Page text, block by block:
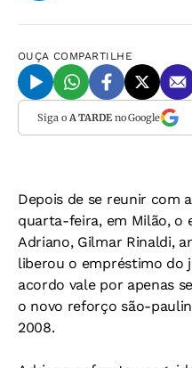
OUÇA COMPARTILHE
Siga o A TARDEno Google
Depois de se reunir com
quarta-feira, em Milão, o
Adriano, Gilmar Rinaldi,
liberou o empréstimo do
acordo vale por apenas
o novo reforço são-
2008.